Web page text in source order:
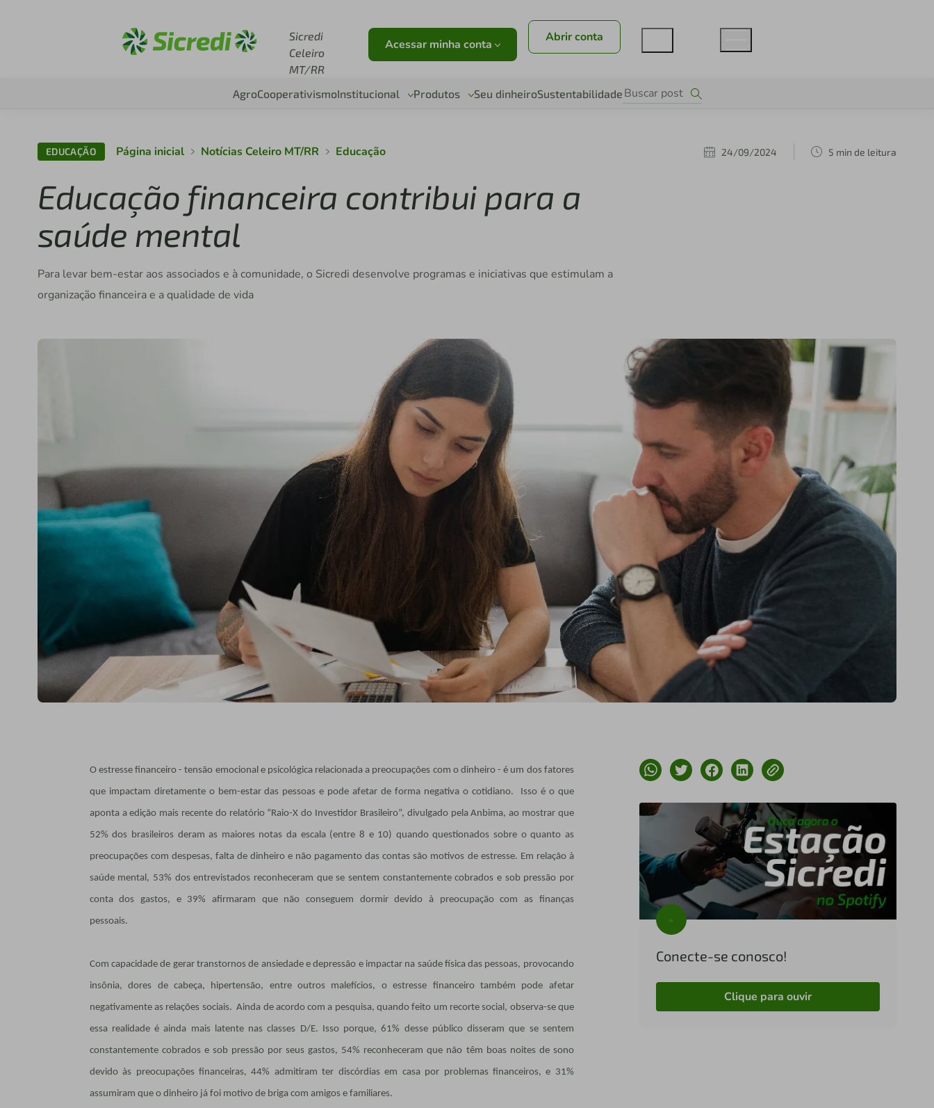
Sicredi
Celeiro
MT/RR
Acessar minha conta Abrir conta
AgroCooperativismoInstitucional Produtos Seu dinheiroSustentabilidade
EDUCAÇÃO Página inicial Notícias Celeiro MT/RR Educação 24/09/2024 5 min de leitura
Educação financeira contribui para a
saúde mental
Para levar bem-estar aos associados e à comunidade, o Sicredi desenvolve programas e iniciativas que estimulam a
organização financeira e a qualidade de vida
O estresse financeiro - tensão emocional e psicológica relacionada a preocupações com o dinheiro - é um dos fatores
que impactam diretamente o bem-estar das pessoas e pode afetar de forma negativa o cotidiano. Isso é o que
aponta a edição mais recente do relatório “Raio-X do Investidor Brasileiro”, divulgado pela Anbima, ao mostrar que
52% dos brasileiros deram as maiores notas da escala (entre 8 e 10) quando questionados sobre o quanto as
preocupações com despesas, falta de dinheiro e não pagamento das contas são motivos de estresse. Em relação à
saúde mental, 53% dos entrevistados reconheceram que se sentem constantemente cobrados e sob pressão por
conta dos gastos, e 39% afirmaram que não conseguem dormir devido à preocupação com as finanças
pessoais.
Com capacidade de gerar transtornos de ansiedade e depressão e impactar na saúde física das pessoas, provocando
insônia, dores de cabeça, hipertensão, entre outros malefícios, o estresse financeiro também pode afetar
negativamente as relações sociais. Ainda de acordo com a pesquisa, quando feito um recorte social, observa-se que
essa realidade é ainda mais latente nas classes D/E. Isso porque, 61% desse público disseram que se sentem
constantemente cobrados e sob pressão por seus gastos, 54% reconheceram que não têm boas noites de sono
devido às preocupações financeiras, 44% admitiram ter discórdias em casa por problemas financeiros, e 31%
assumiram que o dinheiro já foi motivo de briga com amigos e familiares.
Conecte-se conosco!
Clique para ouvir